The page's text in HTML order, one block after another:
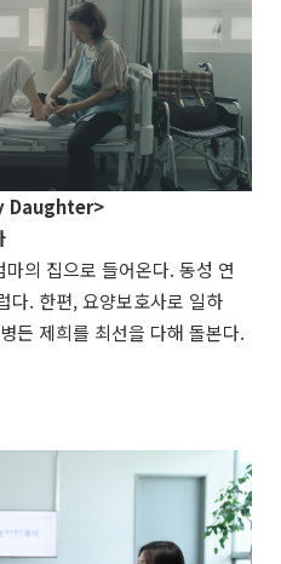
Daughter>
의 집으로 들어온다. 동성 연
다. 한편, 요양보호사로 일하
든 제희를 최선을 다해 돌본다.